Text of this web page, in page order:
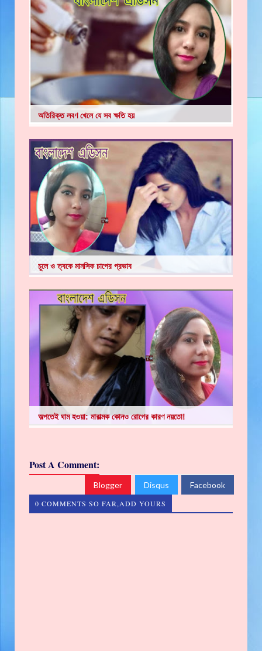
অতিরিক্ত লবণ খেলে যে সব ক্ষতি হয়
চুলে ও ত্বকে মানসিক চাপের প্রভাব
অল্পতেই ঘাম হওয়া: মারাত্মক কোনও রোগের কারণ নয়তো!
Post A Comment:
Blogger Disqus Facebook
0 COMMENTS SO FAR,ADD YOURS